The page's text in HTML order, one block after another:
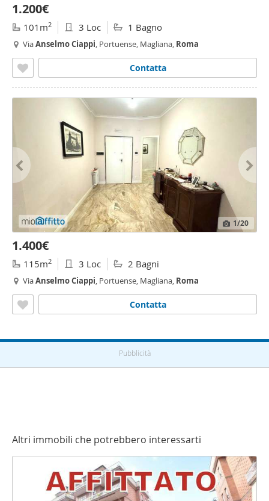
1.200€
101m2 3 Loc 1 Bagno
ViaAnselmoCiappi, Portuense, Magliana, Roma
Contatta
1/20
1.400€
115m2 3 Loc 2 Bagni
ViaAnselmoCiappi, Portuense, Magliana, Roma
Contatta
Pubblicità
Altri immobili che potrebbero interessarti